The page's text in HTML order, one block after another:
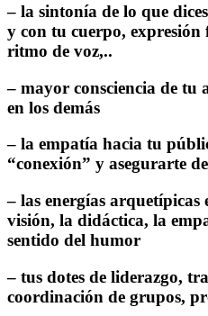
– la sintonía de lo que
y con tu cuerpo,
ritmo de voz,..
– mayor consciencia de tu
en los demás
– la empatía hacia tu
“conexión” y asegurarte
– las energías
visión, la didáctica, la
sentido del humor
– tus dotes de liderazgo,
coordinación de grupos,